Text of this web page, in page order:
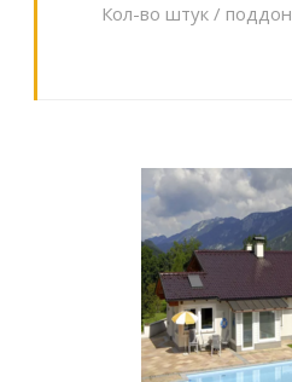
Кол-во штук / поддон